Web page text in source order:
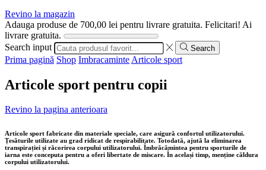
Revino la magazin
Adauga produse de 700,00 lei pentru livrare gratuita. Felicitari! Ai
livrare gratuita.
Search input
Search
Prima pagină Shop Imbracaminte Articole sport
Articole sport pentru copii
Revino la pagina anterioara
Articole sport fabricate din materiale speciale, care asigură confortul utilizatorului.
Țesăturile utilizate au grad ridicat de respirabilitate. Totodată, ajută la eliminarea
transpirației și răcorirea corpului utilizatorului. Îmbrăcămintea pentru sporturile de
iarna este conceputa pentru a oferi libertate de miscare. În același timp, menține căldura
corpului utilizatorului.